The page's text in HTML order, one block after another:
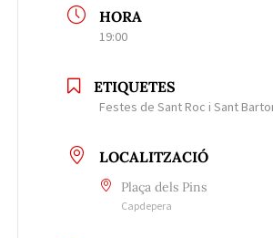
HORA
19:00
ETIQUETES
Festes de Sant Roc i Sant
LOCALITZACIÓ
Plaça dels Pins
Capdepera